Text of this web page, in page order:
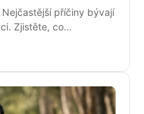
příčiny bývají
Zjistěte, co